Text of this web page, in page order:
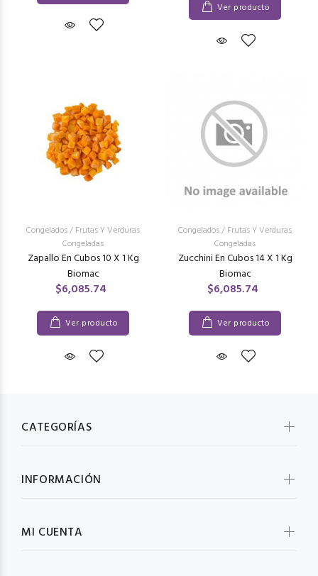
Ver producto
Congelados/ Frutas Y Verduras
Congeladas
Zapallo En Cubos 10 X 1 Kg
Biomac
$6,085.74
Ver producto
Congelados/ Frutas Y Verduras
Congeladas
Zucchini En Cubos 14 X 1 Kg
Biomac
$6,085.74
Ver producto
CATEGORÍAS
INFORMACIÓN
MI CUENTA